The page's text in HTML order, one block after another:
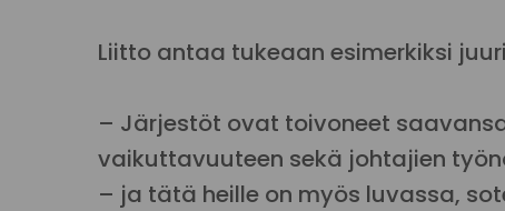
Liitto antaa tukeaan esimerkiksi
– Järjestöt ovat toivoneet
vaikuttavuuteen sekä johtajien
– ja tätä heille on myös luvassa,